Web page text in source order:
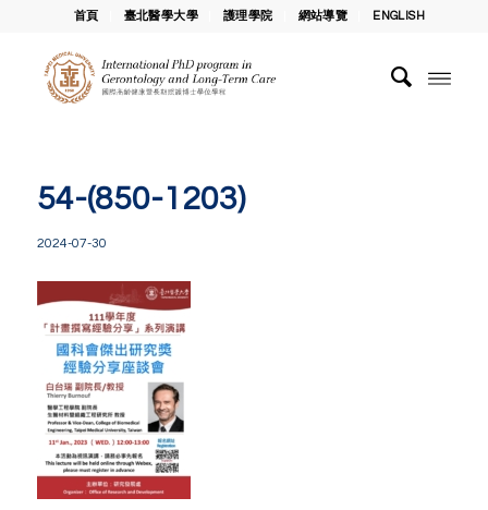
首頁 臺北醫學大學 護理學院 網站導覽 ENGLISH
54-(850-1203)
2024-07-30